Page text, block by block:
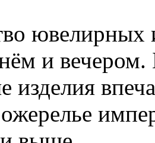
и вечером.
изделия